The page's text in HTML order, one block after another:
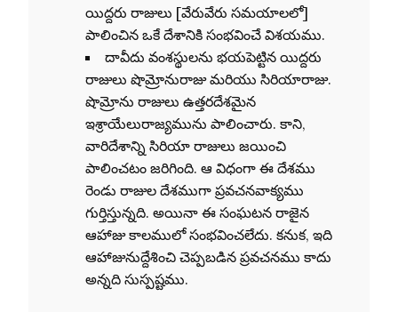
యిద్దరు రాజులు [వేరువేరు సమయాలలో]
పాలించిన ఒకే దేశానికి సంభవించే విశయము.
దావీదు వంశస్థులను భయపెట్టిన యిద్దరు
రాజులు షొమ్రోనురాజు మరియు సిరియారాజు.
షొమ్రోను రాజులు ఉత్తరదేశమైన
ఇశ్రాయేలురాజ్యమును పాలించారు. కాని,
వారిదేశాన్ని సిరియా రాజులు జయించి
పాలించటం జరిగింది. ఆ విధంగా ఈ దేశము
రెండు రాజుల దేశముగా ప్రవచనవాక్యము
గుర్తిస్తున్నది. అయినా ఈ సంఘటన రాజైన
ఆహాజు కాలములో సంభవించలేదు. కనుక, ఇది
ఆహాజునుద్దేశించి చెప్పబడిన ప్రవచనము కాదు
అన్నది సుస్పష్టము.